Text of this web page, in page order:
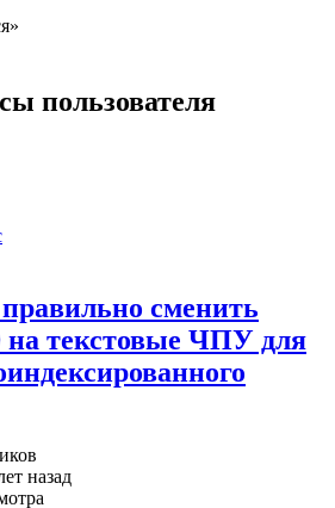
пользователя
сменить
на текстовые ЧПУ для
назад